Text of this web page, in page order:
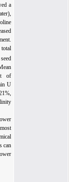
a
total
seed
of
U
most
can